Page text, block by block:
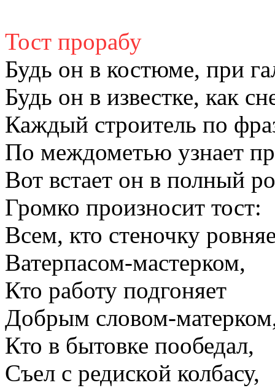
Тост прорабу
Будь он в костюме, при
Будь он в известке, как
Каждый строитель по
По междометью узнает
Вот встает он в полный
Громко произносит тост:
Всем, кто стеночку
Ватерпасом-мастерком,
Кто работу подгоняет
Добрым словом-
Кто в бытовке пообедал,
Съел с редиской колбасу,